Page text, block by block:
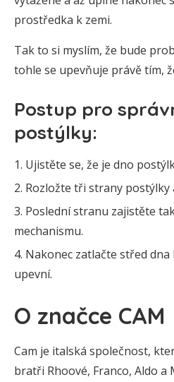
prostředka k zemi.
Tak to si myslím, že bude
tohle se upevňuje právě tím,
Postup pro
postýlky:
Ujistěte se, že je dno
Rozložte tři strany postýlky
Poslední stranu zajistěte
mechanismu.
Nakonec zatlačte střed dna
upevní.
O značce CAM
Cam je italská společnost,
bratři Rhoové, Franco, Aldo a